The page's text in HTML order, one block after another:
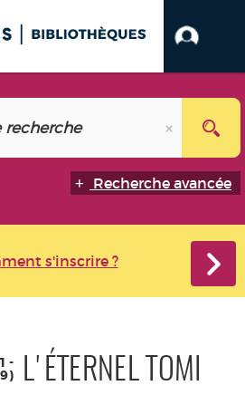
Recherche avancée
s'inscrire ?
- L'ÉTERNEL TOMI